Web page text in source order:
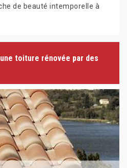
de beauté intemporelle à
toiture rénovée par des